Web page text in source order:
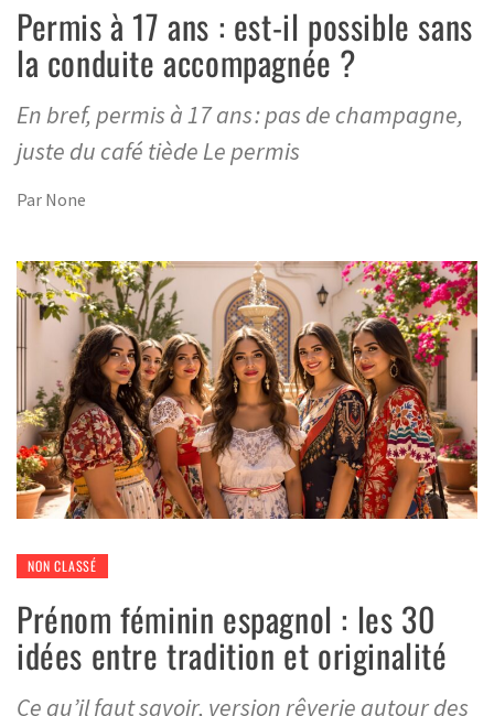
Permis à 17 ans : est-il possible sans
la conduite accompagnée ?
En bref, permis à 17 ans : pas de champagne,
juste du café tiède Le permis
Par None
NON CLASSÉ
Prénom féminin espagnol : les 30
idées entre tradition et originalité
Ce qu’il faut savoir, version rêverie autour des